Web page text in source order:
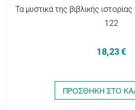
Τα μυστικά της βιβλικής
122
18,23 €